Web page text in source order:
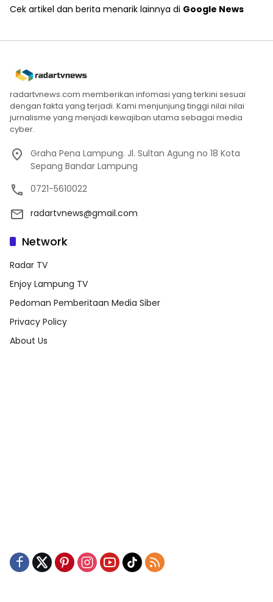
Cek artikel dan berita menarik lainnya di Google News
radartvnews.com memberikan infomasi yang terkini sesuai
dengan fakta yang terjadi. Kami menjunjung tinggi nilai nilai
jurnalisme yang menjadi kewajiban utama sebagai media
cyber.
Graha Pena Lampung. Jl. Sultan Agung no 18 Kota
Sepang Bandar Lampung
0721-5610022
radartvnews@gmail.com
Network
Radar TV
Enjoy Lampung TV
Pedoman Pemberitaan Media Siber
Privacy Policy
About Us